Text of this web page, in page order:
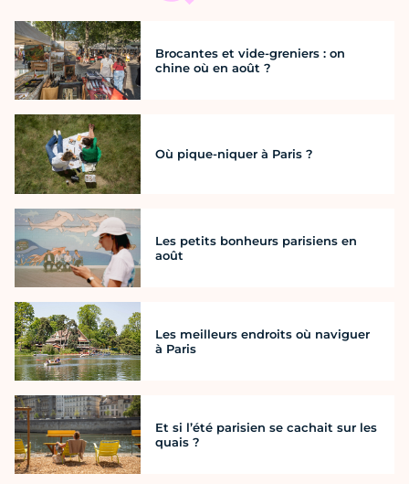
Brocantes et vide-greniers : on
chine où en août ?
Où pique-niquer à Paris ?
Les petits bonheurs parisiens en
août
Les meilleurs endroits où naviguer
à Paris
Et si l’été parisien se cachait sur les
quais ?